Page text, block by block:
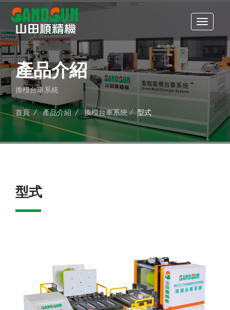
產品介紹
換模台車系統
首頁 / 產品介紹 / 換模台車系統 / 型式
型式